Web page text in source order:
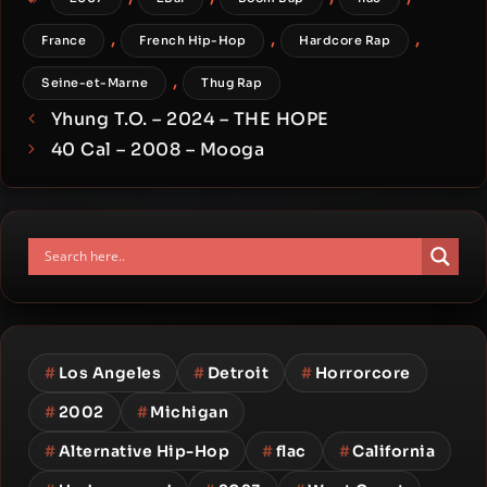
France , French Hip-Hop , Hardcore Rap ,
Seine-et-Marne , Thug Rap
Yhung T.O. – 2024 – THE HOPE
40 Cal – 2008 – Mooga
# Los Angeles # Detroit # Horrorcore
#2002 #Michigan
#Alternative Hip-Hop #flac #California